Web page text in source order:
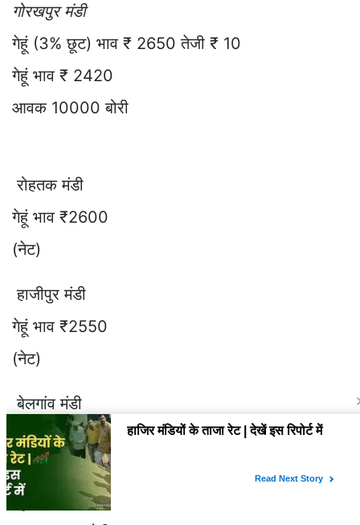
गोरखपुर मंडी
गेहूं (3% छूट) भाव ₹ 2650 तेजी ₹ 10
गेहूं भाव ₹ 2420
आवक 10000 बोरी
रोहतक मंडी
गेहूं भाव ₹2600
(नेट)
हाजीपुर मंडी
गेहूं भाव ₹2550
(नेट)
बेलगांव मंडी
गेहूं भाव ₹3050
(4% छूट) कासगंज मंडी
गेहूं भाव ₹2450